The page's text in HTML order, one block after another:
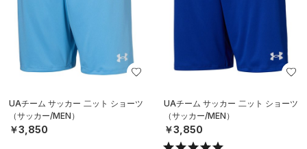
UAチーム サッカー 二ット ショーツ
（サッカー/MEN）
￥3,850
UAチーム サッカー 二ット ショーツ
（サッカー/MEN）
￥3,850